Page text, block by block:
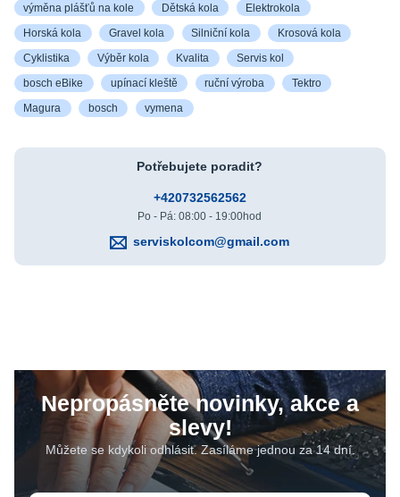
výměna plášťů na kole Dětská kola Elektrokola
Horská kola Gravel kola Silniční kola Krosová kola
Cyklistika Výběr kola Kvalita Servis kol
bosch eBike upínací kleště ruční výroba Tektro
Magura bosch vymena
Potřebujete poradit?
+420732562562
Po - Pá: 08:00 - 19:00hod
serviskolcom@gmail.com
Nepropásněte novinky, akce a
slevy!
Můžete se kdykoli odhlásit. Zasíláme jednou za 14 dní.